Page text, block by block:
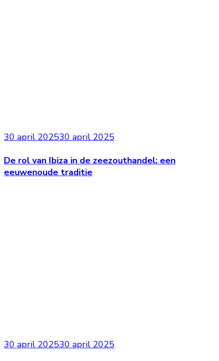
30 april 202530 april 2025
De rol van Ibiza in de zeezouthandel: een
eeuwenoude traditie
30 april 202530 april 2025